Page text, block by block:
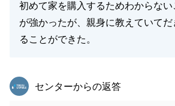
初めて家を購入するためわからな
が強かったが、親身に教えていて
ることができた。
東急リバブル
センターからの返答